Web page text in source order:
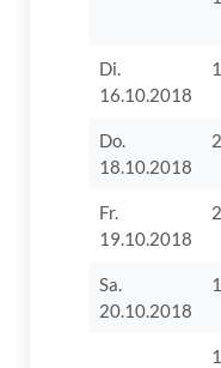
Di.
16.10.2018
Do.
18.10.2018
Fr.
19.10.2018
Sa.
20.10.2018